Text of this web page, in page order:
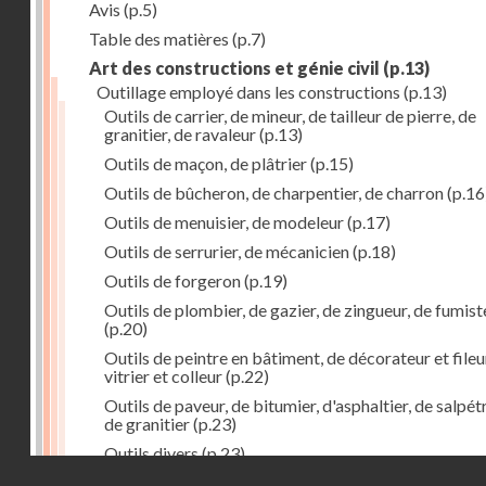
Avis (p.5)
Table des matières (p.7)
Art des constructions et génie civil (p.13)
Outillage employé dans les constructions (p.13)
Outils de carrier, de mineur, de tailleur de pierre, de
granitier, de ravaleur(p.13)
Outils de maçon, de plâtrier(p.15)
Outils de bûcheron, de charpentier, de charron
Outils de menuisier, de modeleur(p.17)
Outils de serrurier, de mécanicien(p.18)
Outils de forgeron(p.19)
Outils de plombier, de gazier, de zingueur, de
(p.20)
Outils de peintre en bâtiment, de décorateur et
vitrier et colleur(p.22)
Outils de paveur, de bitumier, d'asphaltier, de
de granitier(p.23)
Outils divers(p.23)